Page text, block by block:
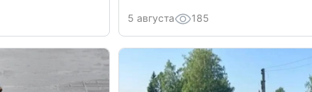
5 августа 185